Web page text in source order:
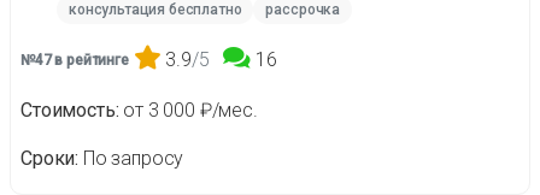
консультация бесплатно рассрочка
№47 в рейтинге 3.9/5 16
Стоимость от 3 000 ₽/мес.
Сроки По запросу